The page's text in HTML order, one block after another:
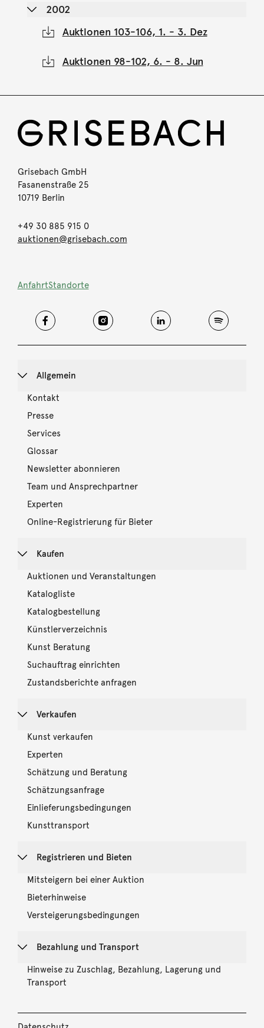
2002
Auktionen 103-106, 1. - 3. Dez
Auktionen 98-102, 6. - 8. Jun
Grisebach GmbH
Fasanenstraße 25
10719 Berlin
+49 30 885 915 0
auktionen@grisebach.com
AnfahrtStandorte
Allgemein
Kontakt
Presse
Services
Glossar
Newsletter abonnieren
Team und Ansprechpartner
Experten
Online-Registrierung für Bieter
Kaufen
Auktionen und Veranstaltungen
Katalogliste
Katalogbestellung
Künstlerverzeichnis
Kunst Beratung
Suchauftrag einrichten
Zustandsberichte anfragen
Verkaufen
Kunst verkaufen
Experten
Schätzung und Beratung
Schätzungsanfrage
Einlieferungsbedingungen
Kunsttransport
Registrieren und Bieten
Mitsteigern bei einer Auktion
Bieterhinweise
Versteigerungsbedingungen
Bezahlung und Transport
Hinweise zu Zuschlag, Bezahlung, Lagerung und
Transport